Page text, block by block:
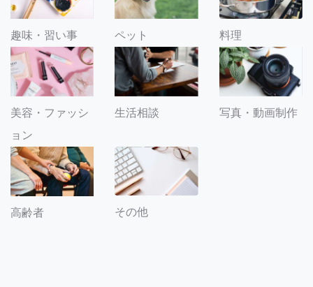
趣味・習い事 ペット 料理
美容・ファッシ
ョン
生活相談 写真・動画制作
高齢者 その他